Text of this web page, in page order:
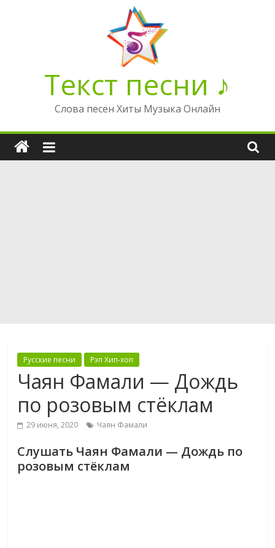
Текст песни ♪
Слова песен Хиты Музыка Онлайн
Русские песни Рэп Хип-хоп
Чаян Фамали — Дождь
по розовым стёклам
29 июня, 2020 Чаян Фамали
Слушать Чаян Фамали — Дождь по
розовым стёклам